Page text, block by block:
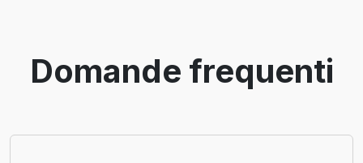
Domande frequenti